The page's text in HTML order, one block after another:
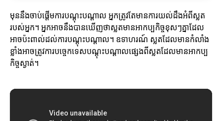
មុននឹងចាប់ផ្តើមការបណ្តុះបណ្តាល អ្នកត្រូវតែមានការយល់ដឹងអំពីស្លត
របស់អ្នក។ អ្នកអាចនឹងបានឃើញថាស្លតមានអាកប្បកិច្ចខុសៗគ្នាដែល
អាចប៉ះពាល់ដល់ការបណ្តុះបណ្តាល។ ឧទាហរណ៍ ស្លតដែលមានកំលាំង
ខ្លាំងអាចត្រូវការបច្ចេកទេសបណ្តុះបណ្តាលផ្សេងពីស្លតដែលមានអាកប្ប
កិច្ចស្ងាត់។